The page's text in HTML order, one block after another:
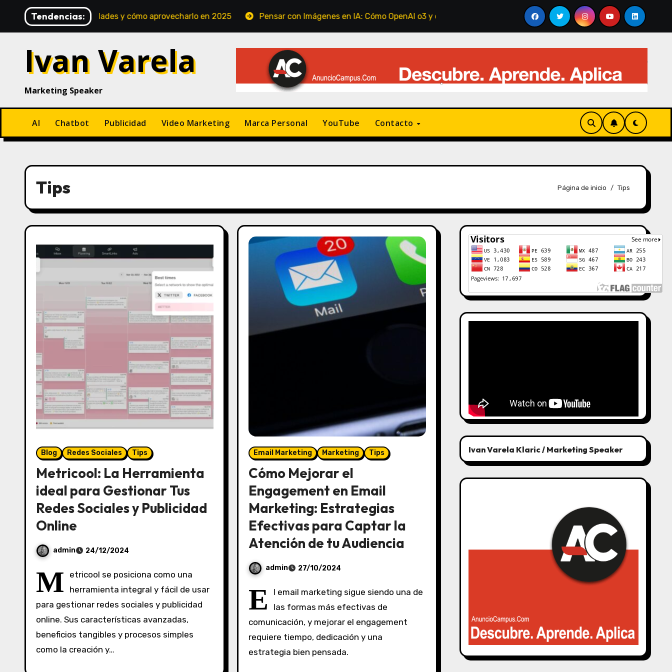
contenido
Tendencias:
novedades y cómo aprovecharlo en 2025 Pensar con Imágenes en IA: Cómo OpenAI o3 y o4-mini están revolucionando el análisis visual Qué es el “Thinking”
Ivan Varela
Marketing Speaker
AI Chatbot Publicidad Video Marketing Marca Personal YouTube Contacto
Tips Página de inicio Tips
Blog Redes Sociales Tips
Metricool: La Herramienta
ideal para Gestionar Tus
Redes Sociales y Publicidad
Online
admin 24/12/2024
n
c
o
n
M
etricool se posiciona como una
herramienta integral y fácil de usar
para gestionar redes sociales y publicidad
online. Sus características avanzadas,
beneficios tangibles y procesos simples
como la creación y…
Email Marketing Marketing Tips
Cómo Mejorar el
Engagement en Email
Marketing: Estrategias
Efectivas para Captar la
Atención de tu Audiencia
admin 27/10/2024
n
c
o
E
l email marketing sigue siendo una de
las formas más efectivas de
comunicación, y mejorar el engagement
requiere tiempo, dedicación y una
estrategia bien pensada.
Ivan Varela Klaric / Marketing Speaker